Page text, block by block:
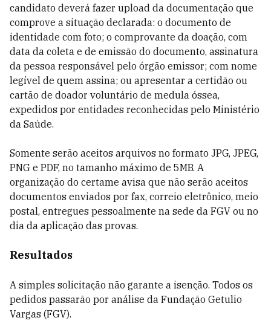
candidato deverá fazer upload da documentação que
comprove a situação declarada: o documento de
identidade com foto; o comprovante da doação, com
data da coleta e de emissão do documento, assinatura
da pessoa responsável pelo órgão emissor; com nome
legível de quem assina; ou apresentar a certidão ou
cartão de doador voluntário de medula óssea,
expedidos por entidades reconhecidas pelo Ministério
da Saúde.
Somente serão aceitos arquivos no formato JPG, JPEG,
PNG e PDF, no tamanho máximo de 5MB. A
organização do certame avisa que não serão aceitos
documentos enviados por fax, correio eletrônico, meio
postal, entregues pessoalmente na sede da FGV ou no
dia da aplicação das provas.
Resultados
A simples solicitação não garante a isenção. Todos os
pedidos passarão por análise da Fundação Getulio
Vargas (FGV).